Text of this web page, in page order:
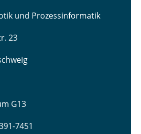
und Prozessinformatik
23
G13
7451